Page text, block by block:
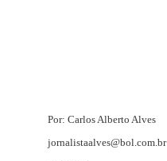
Por: Carlos Alberto Alves
jornalistaalves@bol.com.br